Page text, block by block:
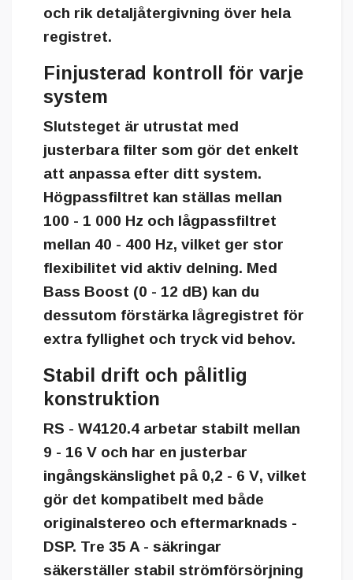
och rik detaljåtergivning över hela
registret.
Finjusterad kontroll för varje
system
Slutsteget är utrustat med
justerbara filter som gör det enkelt
att anpassa efter ditt system.
Högpassfiltret kan ställas mellan
100 - 1 000 Hz och lågpassfiltret
mellan 40 - 400 Hz, vilket ger stor
flexibilitet vid aktiv delning. Med
Bass Boost (0 - 12 dB) kan du
dessutom förstärka lågregistret för
extra fyllighet och tryck vid behov.
Stabil drift och pålitlig
konstruktion
RS - W4120.4 arbetar stabilt mellan
9 - 16 V och har en justerbar
ingångskänslighet på 0,2 - 6 V, vilket
gör det kompatibelt med både
originalstereo och eftermarknads -
DSP. Tre 35 A - säkringar
säkerställer stabil strömförsörjning